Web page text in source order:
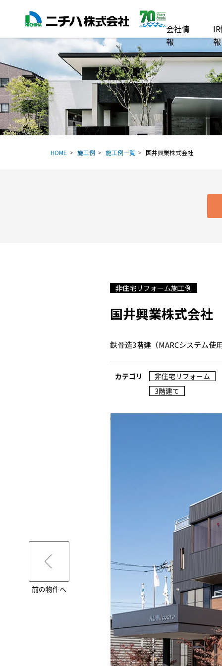
会社情
報
報
HOME 施工例 施工例一覧 国井興業株式会社
非住宅リフォーム施工例
国井興業株式会社
鉄骨造3階建（MARCシステム使
カテゴリ
非住宅リフォーム
3階建て
前の物件へ